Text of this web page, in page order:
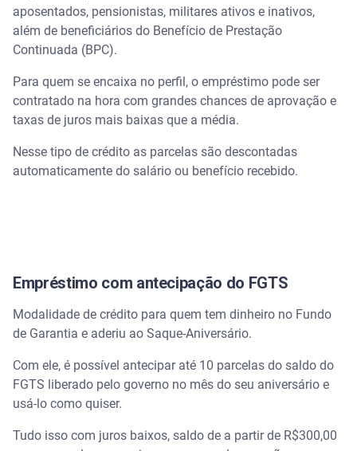
aposentados, pensionistas, militares ativos e inativos,
além de beneficiários do Benefício de Prestação
Continuada (BPC).
Para quem se encaixa no perfil, o empréstimo pode ser
contratado na hora com grandes chances de aprovação e
taxas de juros mais baixas que a média.
Nesse tipo de crédito as parcelas são descontadas
automaticamente do salário ou benefício recebido.
Empréstimo com antecipação do FGTS
Modalidade de crédito para quem tem dinheiro no Fundo
de Garantia e aderiu ao Saque-Aniversário.
Com ele, é possível antecipar até 10 parcelas do saldo do
FGTS liberado pelo governo no mês do seu aniversário e
usá-lo como quiser.
Tudo isso com juros baixos, saldo de a partir de R$300,00